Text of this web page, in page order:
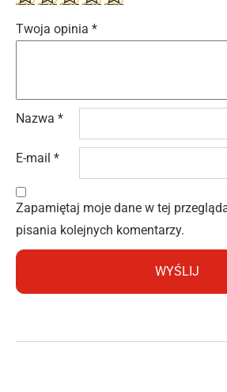
Twoja opinia *
Nazwa *
E-mail *
Zapamiętaj moje dane w tej
pisania kolejnych komentarzy.